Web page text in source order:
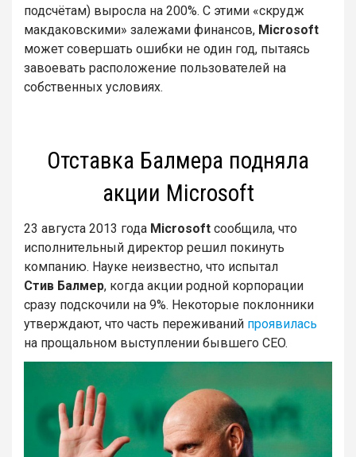
подсчётам) выросла на 200%. С этими «скрудж
макдаковскими» залежами финансов, Microsoft
может совершать ошибки не один год, пытаясь
завоевать расположение пользователей на
собственных условиях.
Отставка Балмера подняла
акции Microsoft
23 августа 2013 года Microsoft сообщила, что
исполнительный директор решил покинуть
компанию. Науке неизвестно, что испытал
Стив Балмер, когда акции родной корпорации
сразу подскочили на 9%. Некоторые поклонники
утверждают, что часть переживаний проявилась
на прощальном выступлении бывшего CEO.